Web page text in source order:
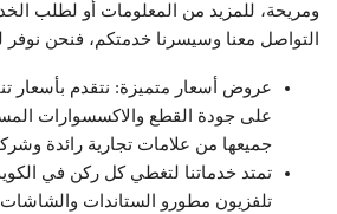
ومريحة، للمزيد من المعلومات أو لطلب
التواصل معنا وسيسرنا خدمتكم، فنحن نوفر
عروض أسعار متميزة: نتقدم بأسعار
على جودة القطع والاكسسوارات
جميعها من علامات تجارية رائدة
تمتد خدماتنا لتغطي كل ركن في
تلفزيون مطورو الستاندات والشاشات